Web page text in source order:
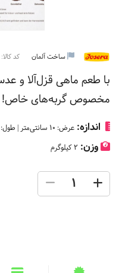
ساخت آلمان کد کالا:
با طعم ماهی قزل‌آلا و
مخصوص گربه‌های خاص!
اندازه: عرض: 10 سانتی‌متر | طول: 18 سانتی‌متر | ارتفاع: 30 سانتی‌متر
وزن: 2 کیلوگرم